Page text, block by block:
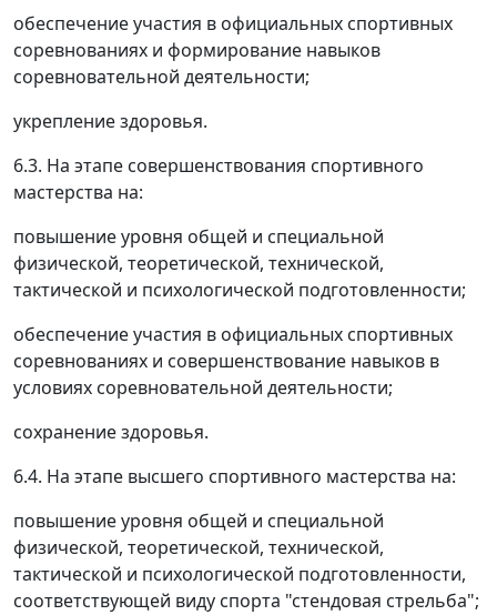
обеспечение участия в официальных спортивных
соревнованиях и формирование навыков
соревновательной деятельности;
укрепление здоровья.
6.3. На этапе совершенствования спортивного
мастерства на:
повышение уровня общей и специальной
физической, теоретической, технической,
тактической и психологической подготовленности;
обеспечение участия в официальных спортивных
соревнованиях и совершенствование навыков в
условиях соревновательной деятельности;
сохранение здоровья.
6.4. На этапе высшего спортивного мастерства на:
повышение уровня общей и специальной
физической, теоретической, технической,
тактической и психологической подготовленности,
соответствующей виду спорта "стендовая стрельба";